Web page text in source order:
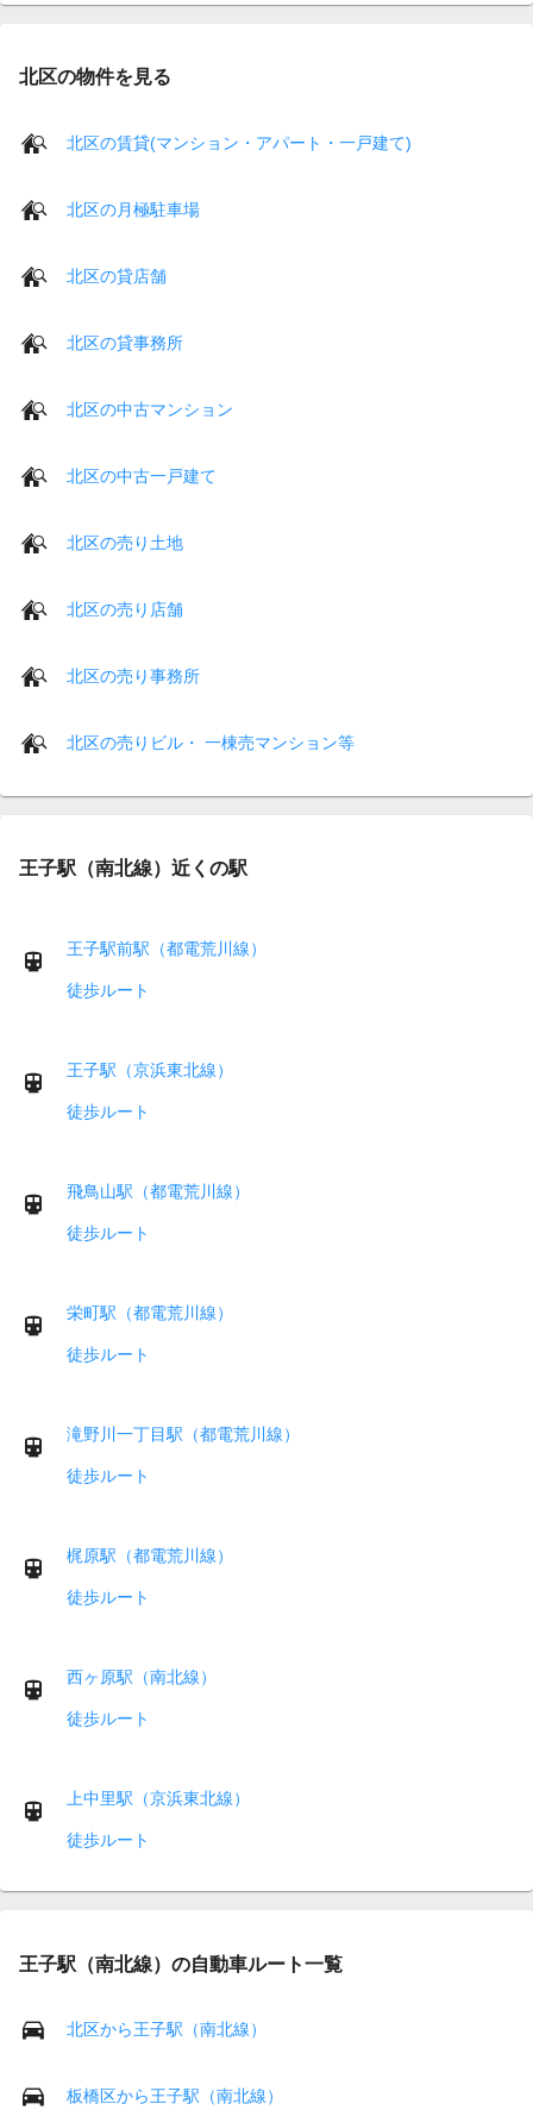
北区の物件を見る
北区の賃貸(マンション・アパート・一戸建て)
北区の月極駐車場
北区の貸店舗
北区の貸事務所
北区の中古マンション
北区の中古一戸建て
北区の売り土地
北区の売り店舗
北区の売り事務所
北区の売りビル・ 一棟売マンション等
王子駅（南北線）近くの駅
王子駅前駅（都電荒川線）
徒歩ルート
王子駅（京浜東北線）
徒歩ルート
飛鳥山駅（都電荒川線）
徒歩ルート
栄町駅（都電荒川線）
徒歩ルート
滝野川一丁目駅（都電荒川線）
徒歩ルート
梶原駅（都電荒川線）
徒歩ルート
西ヶ原駅（南北線）
徒歩ルート
上中里駅（京浜東北線）
徒歩ルート
王子駅（南北線）の自動車ルート一覧
北区から王子駅（南北線）
板橋区から王子駅（南北線）